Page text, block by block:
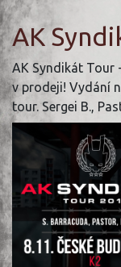
AK
AK Syndikát Tour
v prodeji! Vydání
tour. Sergei B.,